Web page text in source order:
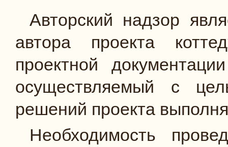
Авторский надзор
автора проекта
проектной
осуществляемый с
решений проекта
Необходимость